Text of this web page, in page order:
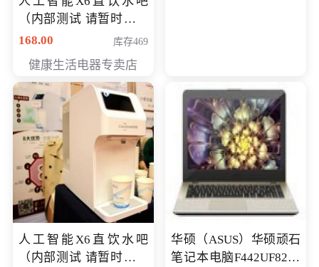
（内部测试 请暂时不要
购买）
168.00 库存469
健康生活电器专卖店
人工智能X6直饮水吧
（内部测试 请暂时不要
华硕（ASUS）华硕顽石
笔记本电脑F442UF8250